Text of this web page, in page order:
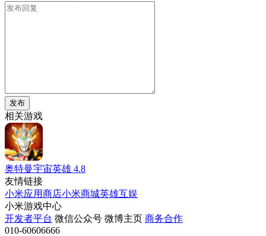
发布
相关游戏
奥特曼宇宙英雄 4.8
友情链接
小米应用商店小米商城英雄互娱
小米游戏中心
开发者平台 微信公众号 微博主页 商务合作
010-60606666